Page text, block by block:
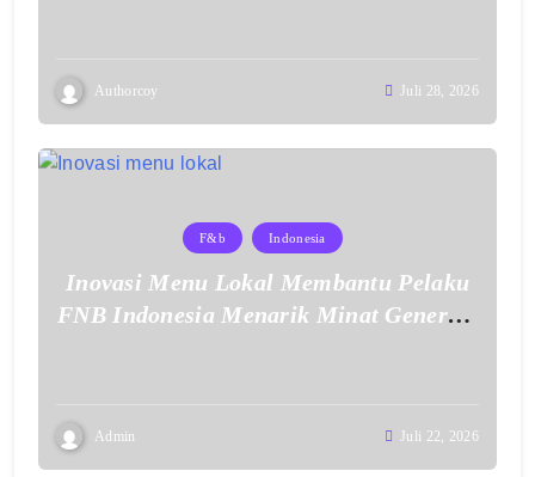
Authorcoy Juli 28, 2026
F&b Indonesia
Inovasi Menu Lokal Membantu Pelaku
FNB Indonesia Menarik Minat Generasi
Admin Juli 22, 2026